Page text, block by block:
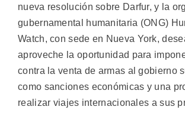
nueva resolución sobre Darfur, y la
gubernamental humanitaria (ONG)
Watch, con sede en Nueva York,
aproveche la oportunidad para
contra la venta de armas al gobierno
como sanciones económicas y una
realizar viajes internacionales a sus